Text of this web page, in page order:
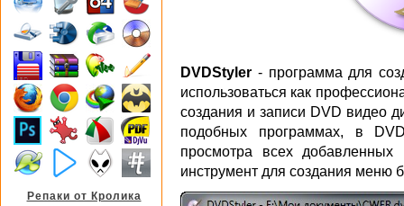
DVDStyler - программа для
использоваться как
создания и записи DVD видео
подобных программах, в
просмотра всех
инструмент для создания меню
Репаки от Кролика